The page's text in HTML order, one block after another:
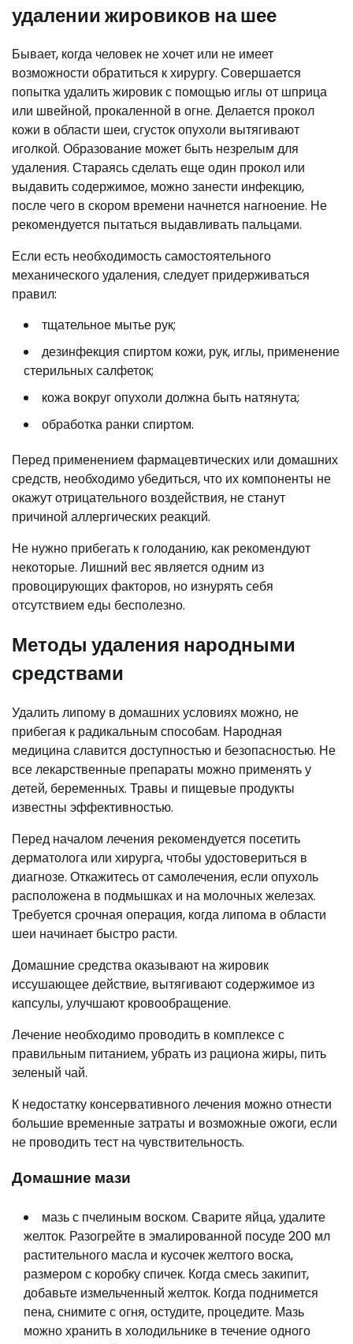
удалении жировиков на шее
Бывает, когда человек не хочет или не имеет
возможности обратиться к хирургу. Совершается
попытка удалить жировик с помощью иглы от шприца
или швейной, прокаленной в огне. Делается прокол
кожи в области шеи, сгусток опухоли вытягивают
иголкой. Образование может быть незрелым для
удаления. Стараясь сделать еще один прокол или
выдавить содержимое, можно занести инфекцию,
после чего в скором времени начнется нагноение. Не
рекомендуется пытаться выдавливать пальцами.
Если есть необходимость самостоятельного
механического удаления, следует придерживаться
правил:
тщательное мытье рук;
дезинфекция спиртом кожи, рук, иглы, применение
стерильных салфеток;
кожа вокруг опухоли должна быть натянута;
обработка ранки спиртом.
Перед применением фармацевтических или домашних
средств, необходимо убедиться, что их компоненты не
окажут отрицательного воздействия, не станут
причиной аллергических реакций.
Не нужно прибегать к голоданию, как рекомендуют
некоторые. Лишний вес является одним из
провоцирующих факторов, но изнурять себя
отсутствием еды бесполезно.
Методы удаления народными
средствами
Удалить липому в домашних условиях можно, не
прибегая к радикальным способам. Народная
медицина славится доступностью и безопасностью. Не
все лекарственные препараты можно применять у
детей, беременных. Травы и пищевые продукты
известны эффективностью.
Перед началом лечения рекомендуется посетить
дерматолога или хирурга, чтобы удостовериться в
диагнозе. Откажитесь от самолечения, если опухоль
расположена в подмышках и на молочных железах.
Требуется срочная операция, когда липома в области
шеи начинает быстро расти.
Домашние средства оказывают на жировик
иссушающее действие, вытягивают содержимое из
капсулы, улучшают кровообращение.
Лечение необходимо проводить в комплексе с
правильным питанием, убрать из рациона жиры, пить
зеленый чай.
К недостатку консервативного лечения можно отнести
большие временные затраты и возможные ожоги, если
не проводить тест на чувствительность.
Домашние мази
мазь с пчелиным воском. Сварите яйца, удалите
желток. Разогрейте в эмалированной посуде 200 мл
растительного масла и кусочек желтого воска,
размером с коробку спичек. Когда смесь закипит,
добавьте измельченный желток. Когда поднимется
пена, снимите с огня, остудите, процедите. Мазь
можно хранить в холодильнике в течение одного